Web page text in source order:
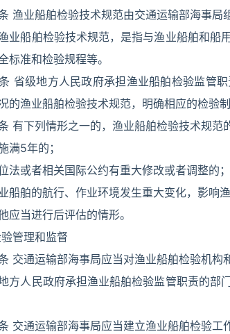
渔业船舶检验技术规范由交通运输部海事局
业船舶检验技术规范，是指与渔业船舶和船
标准和检验规程等。
省级地方人民政府承担渔业船舶检验监管
的渔业船舶检验技术规范，明确相应的检验
有下列情形之一的，渔业船舶检验技术规范
满5年的；
法或者相关国际公约有重大修改或者调整的；
业船舶的航行、作业环境发生重大变化，影响
应当进行后评估的情形。
管理和监督
交通运输部海事局应当对渔业船舶检验机构
方人民政府承担渔业船舶检验监管职责的部
交通运输部海事局应当建立渔业船舶检验工